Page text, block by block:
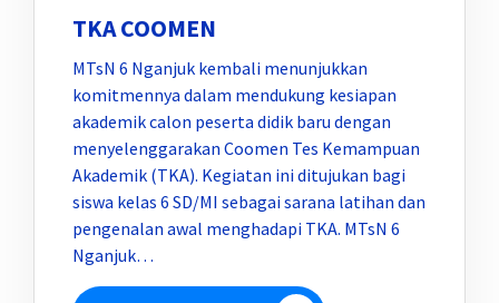
TKA COOMEN
MTsN 6 Nganjuk kembali menunjukkan
komitmennya dalam mendukung kesiapan
akademik calon peserta didik baru dengan
menyelenggarakan Coomen Tes Kemampuan
Akademik (TKA). Kegiatan ini ditujukan bagi
siswa kelas 6 SD/MI sebagai sarana latihan dan
pengenalan awal menghadapi TKA. MTsN 6
Nganjuk…